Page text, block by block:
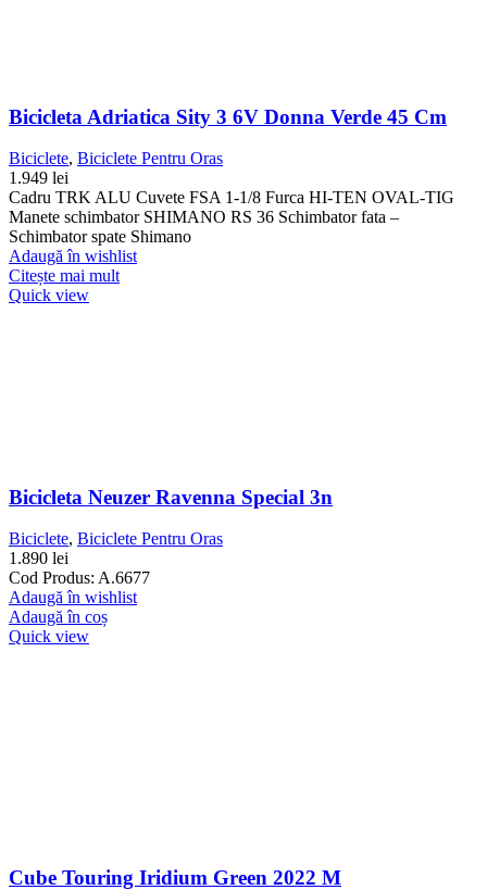
Bicicleta Adriatica Sity 3 6V Donna Verde 45 Cm
Biciclete, Biciclete Pentru Oras
1.949 lei
Cadru TRK ALU Cuvete FSA 1-1/8 Furca HI-TEN OVAL-TIG
Manete schimbator SHIMANO RS 36 Schimbator fata –
Schimbator spate Shimano
Adaugă în wishlist
Citește mai mult
Quick view
Bicicleta Neuzer Ravenna Special 3n
Biciclete, Biciclete Pentru Oras
1.890 lei
Cod Produs: A.6677
Adaugă în wishlist
Adaugă în coș
Quick view
Cube Touring Iridium Green 2022 M